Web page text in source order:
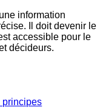
information
Il doit devenir le
accessible pour le
décideurs.
principes